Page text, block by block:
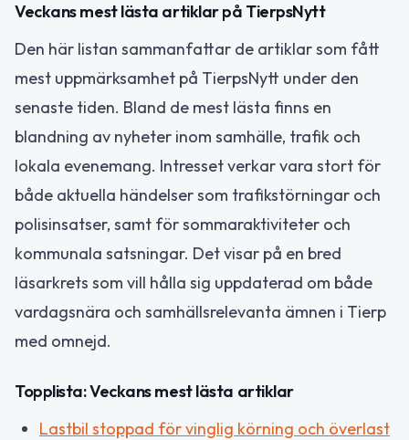
Veckans mest lästa artiklar på TierpsNytt
Den här listan sammanfattar de artiklar som fått
mest uppmärksamhet på TierpsNytt under den
senaste tiden. Bland de mest lästa finns en
blandning av nyheter inom samhälle, trafik och
lokala evenemang. Intresset verkar vara stort för
både aktuella händelser som trafikstörningar och
polisinsatser, samt för sommaraktiviteter och
kommunala satsningar. Det visar på en bred
läsarkrets som vill hålla sig uppdaterad om både
vardagsnära och samhällsrelevanta ämnen i Tierp
med omnejd.
Topplista: Veckans mest lästa artiklar
Lastbil stoppad för vinglig körning och överlast